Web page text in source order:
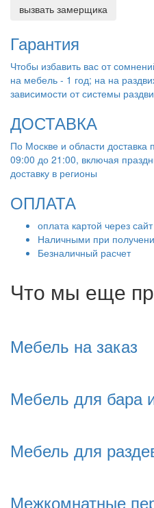
вызвать замерщика
Гарантия
Чтобы избавить вас от
на мебель - 1 год; на на
зависимости от системы
ДОСТАВКА
По Москве и области доставка
09:00 до 21:00, включая
доставку в регионы
ОПЛАТА
оплата картой через
Наличными при
Безналичный расчет
Что мы еще
Мебель на заказ
Мебель для бара
Мебель для
Межкомнатные